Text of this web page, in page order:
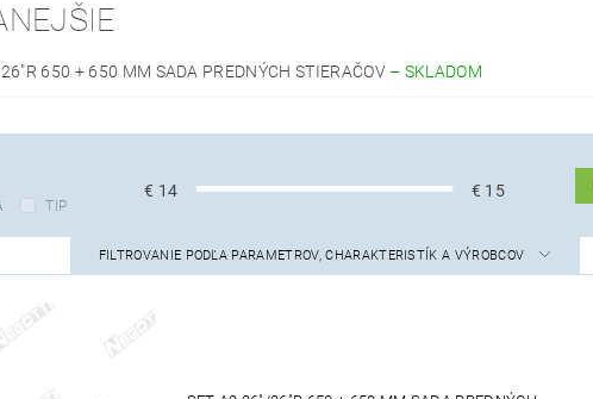
650 + 650 MM SADA PREDNÝCH STIERAČOV – SKLADOM
TIP
€ 14 € 15
FILTROVANIE PODĽA PARAMETROV, CHARAKTERISTÍK A VÝROBCOV